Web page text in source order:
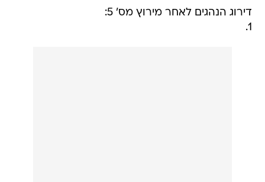
דירוג הנהגים לאחר מירוץ מס' 5:
1.